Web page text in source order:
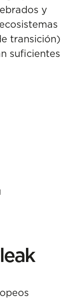
y
transición)
suficientes